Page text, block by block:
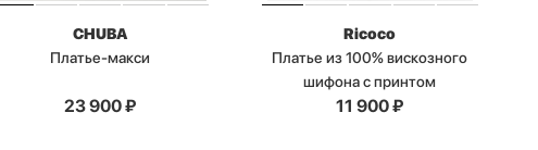
CHUBA
Платье-макси
23 900₽
Ricoco
Платье из 100% вискозного
шифона с принтом
11 900₽